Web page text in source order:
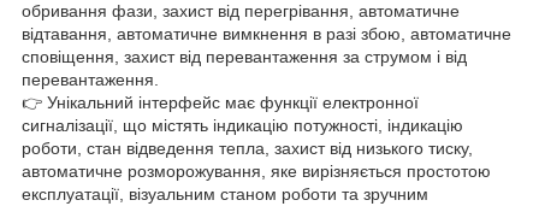
обривання фази, захист від перегрівання, автоматичне
відтавання, автоматичне вимкнення в разі збою, автоматичне
сповіщення, захист від перевантаження за струмом і від
перевантаження.
👉 Унікальний інтерфейс має функції електронної
сигналізації, що містять індикацію потужності, індикацію
роботи, стан відведення тепла, захист від низького тиску,
автоматичне розморожування, яке вирізняється простотою
експлуатації, візуальним станом роботи та зручним